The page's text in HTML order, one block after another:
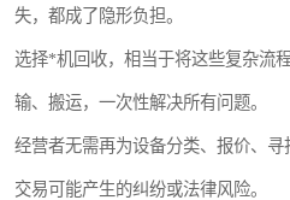
失，都成了隐形负担。
选择*机回收，相当于将这些复杂流
输、搬运，一次性解决所有问题。
经营者无需再为设备分类、报价、
交易可能产生的纠纷或法律风险。